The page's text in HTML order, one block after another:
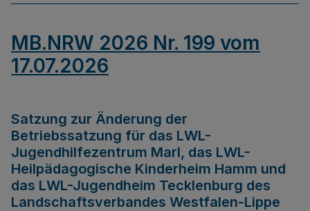
MB.NRW 2026 Nr. 199 vom
17.07.2026
Satzung zur Änderung der
Betriebssatzung für das LWL-
Jugendhilfezentrum Marl, das LWL-
Heilpädagogische Kinderheim Hamm und
das LWL-Jugendheim Tecklenburg des
Landschaftsverbandes Westfalen-Lippe